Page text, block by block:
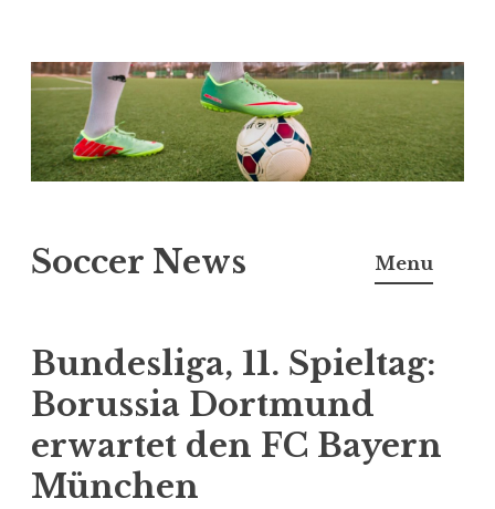
Skip
content
Soccer News Menu
Bundesliga, 11. Spieltag:
Borussia Dortmund
erwartet den FC Bayern
München